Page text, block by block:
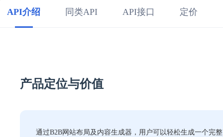
30
32
// 使用示例
API介绍 同类API API接口 定价
产品定位与价值
通过B2B网站布局及内容生成器，用户可以轻松生成一个完